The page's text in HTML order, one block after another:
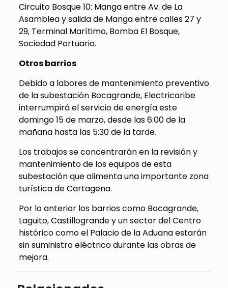
Circuito Bosque 10: Manga entre Av. de La
Asamblea y salida de Manga entre calles 27 y
29, Terminal Marítimo, Bomba El Bosque,
Sociedad Portuaria.
Otros barrios
Debido a labores de mantenimiento preventivo
de la subestación Bocagrande, Electricaribe
interrumpirá el servicio de energía este
domingo 15 de marzo, desde las 6:00 de la
mañana hasta las 5:30 de la tarde.
Los trabajos se concentrarán en la revisión y
mantenimiento de los equipos de esta
subestación que alimenta una importante zona
turística de Cartagena.
Por lo anterior los barrios como Bocagrande,
Laguito, Castillogrande y un sector del Centro
histórico como el Palacio de la Aduana estarán
sin suministro eléctrico durante las obras de
mejora.